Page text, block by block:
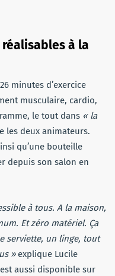
à la
minutes d’exercice
musculaire, cardio,
le tout dans « la
les deux animateurs.
qu’une bouteille
depuis son salon en
à tous. A la maison,
Et zéro matériel. Ça
serviette, un linge, tout
»explique Lucile
aussi disponible sur